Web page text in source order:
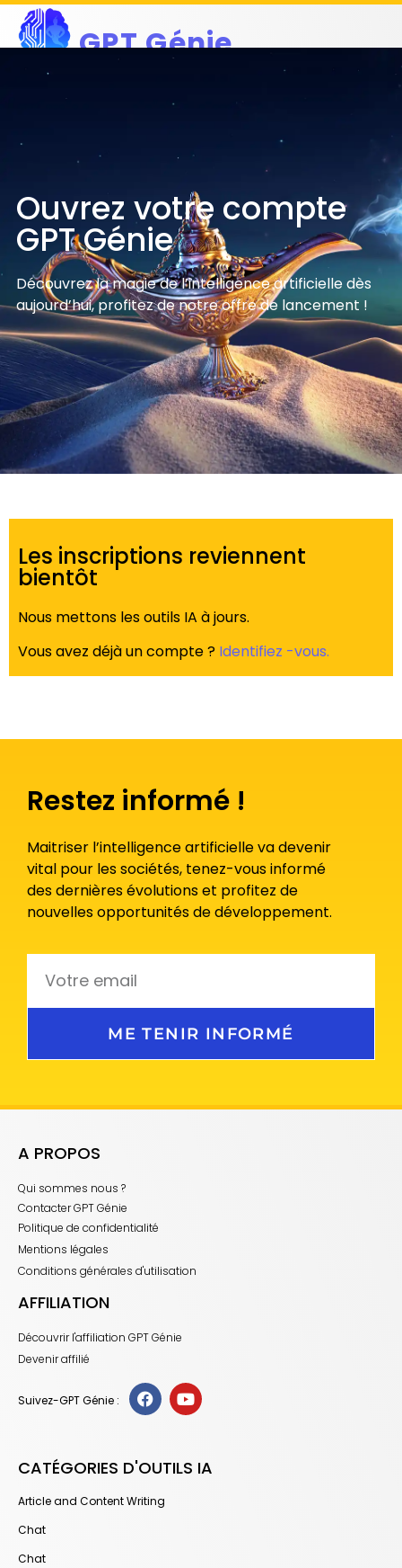
GPT Génie
Ouvrez votre compte
GPT Génie
Découvrez la magie de l’intelligence artificielle dès
aujourd’hui, profitez de notre offre de lancement !
Les inscriptions reviennent
bientôt
Nous mettons les outils IA à jours.
Vous avez déjà un compte ? Identifiez -vous.
Restez informé !
Maitriser l’intelligence artificielle va devenir
vital pour les sociétés, tenez-vous informé
des dernières évolutions et profitez de
nouvelles opportunités de développement.
ME TENIR INFORMÉ
A PROPOS
Qui sommes nous ?
Contacter GPT Génie
Politique de confidentialité
Mentions légales
Conditions générales d'utilisation
AFFILIATION
Découvrir l'affiliation GPT Génie
Devenir affilié
Suivez-GPT Génie :
CATÉGORIES D'OUTILS IA
Article and Content Writing
Chat
Chat